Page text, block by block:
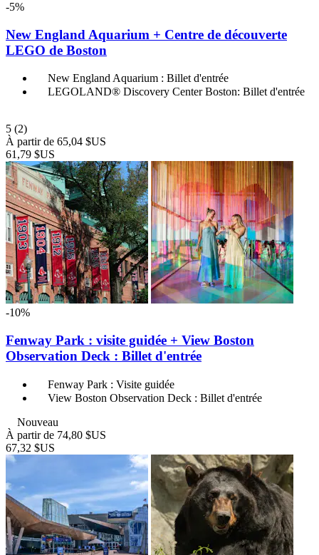
-5%
New England Aquarium + Centre de découverte
LEGO de Boston
New England Aquarium : Billet d'entrée
LEGOLAND® Discovery Center Boston: Billet d'entrée
5 (2)
À partir de 65,04 $US
61,79 $US
-10%
Fenway Park : visite guidée + View Boston
Observation Deck : Billet d'entrée
Fenway Park : Visite guidée
View Boston Observation Deck : Billet d'entrée
Nouveau
À partir de 74,80 $US
67,32 $US